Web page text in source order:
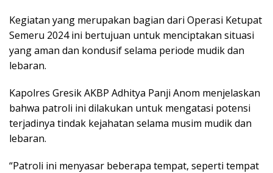
Kegiatan yang merupakan bagian dari Operasi Ketupat
Semeru 2024 ini bertujuan untuk menciptakan situasi
yang aman dan kondusif selama periode mudik dan
lebaran.
Kapolres Gresik AKBP Adhitya Panji Anom menjelaskan
bahwa patroli ini dilakukan untuk mengatasi potensi
terjadinya tindak kejahatan selama musim mudik dan
lebaran.
“Patroli ini menyasar beberapa tempat, seperti tempat